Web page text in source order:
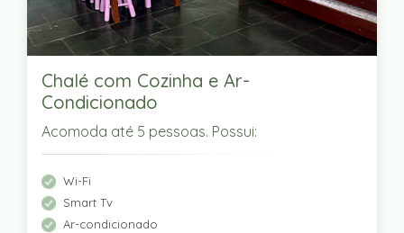
Chalé com Cozinha e Ar-
Condicionado
Acomoda até 5 pessoas. Possui:
Wi-Fi
Smart Tv
Ar-condicionado